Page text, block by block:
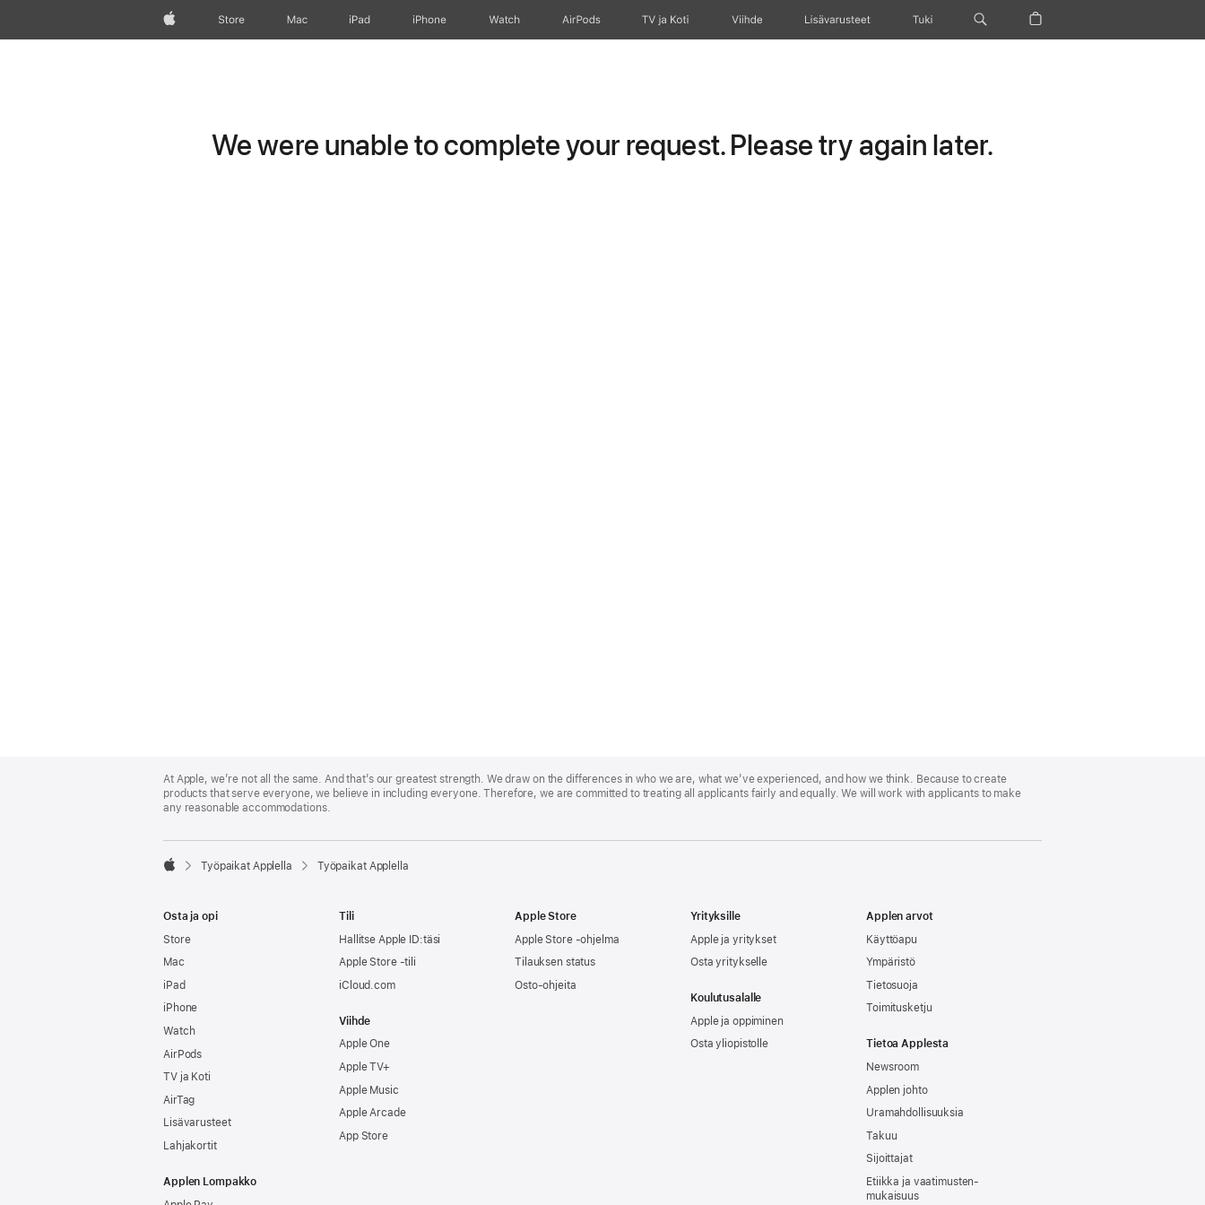
Apple Store Mac iPad iPhone Watch AirPods TV ja Koti Viihde Lisävarusteet Tuki
We were unable to complete your request. Please try again later.
Footer
At Apple, we’re not all the same. And that’s our greatest strength. We draw on the differences in who we are, what we’ve experienced, and how we think. Because to create
products that serve everyone, we believe in including everyone. Therefore, we are committed to treating all applicants fairly and equally. We will work with applicants to make
any reasonable accommodations.

Työpaikat Applella Työpaikat Applella
Osta ja opi
Store
Mac
iPad
iPhone
Watch
AirPods
TV ja Koti
AirTag
Lisävarusteet
Lahjakortit
Applen Lompakko
Tili
Hallitse Apple ID:täsi
Apple Store -tili
iCloud.com
Viihde
Apple One
Apple TV+
Apple Music
Apple Arcade
App Store
Apple Store
Apple Store -ohjelma
Tilauksen status
Osto-ohjeita
Yrityksille
Apple ja yritykset
Osta yritykselle
Koulutusalalle
Apple ja oppiminen
Osta yliopistolle
Applen arvot
Käyttöapu
Ympäristö
Tietosuoja
Toimitusketju
Tietoa Applesta
Newsroom
Applen johto
Uramahdollisuuksia
Takuu
Sijoittajat
Etiikka ja vaatimusten­
mukaisuus